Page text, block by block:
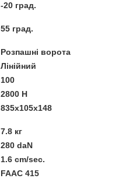
-20 град.
55 град.
Розпашні ворота
Лінійний
100
2800 Н
835x105x148
7.8 кг
280 daN
1.6 cm/sec.
FAAC 415